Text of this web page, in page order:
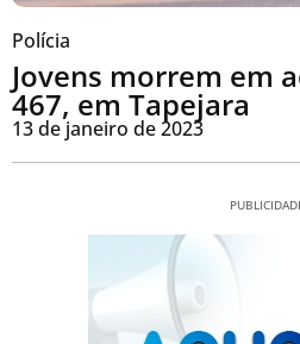
Polícia
Jovens morrem em
467, em Tapejara
13 de janeiro de 2023